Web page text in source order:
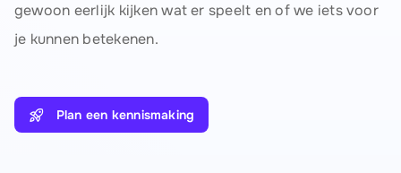
gewoon eerlijk kijken wat er speelt en of we iets voor
je kunnen betekenen.
Plan een kennismaking